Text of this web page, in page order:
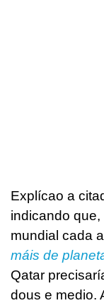
Explícao a
indicando
mundial cada
máis de
Qatar
dous e medio.